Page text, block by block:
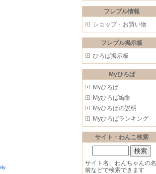
フレブル情報
ショップ・お買い物
フレブル掲示板
ひろば掲示板
Myひろば
Myひろば
Myひろば編集
Myひろばの説明
Myひろばランキング
サイト・わんこ検索
サイト名、わんちゃんの名
前などで検索できます